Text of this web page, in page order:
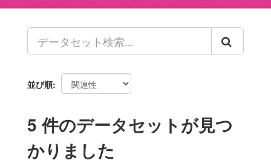
並び順
5 件のデータセットが見つ
かりました